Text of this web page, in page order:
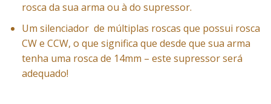
rosca da sua arma ou à do supressor.
Um silenciador de múltiplas roscas que possui rosca
CW e CCW, o que significa que desde que sua arma
tenha uma rosca de 14mm – este supressor será
adequado!